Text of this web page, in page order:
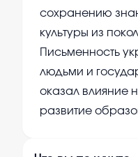
сохранению
культуры из
Письменность
людьми и
оказал влияние
развитие